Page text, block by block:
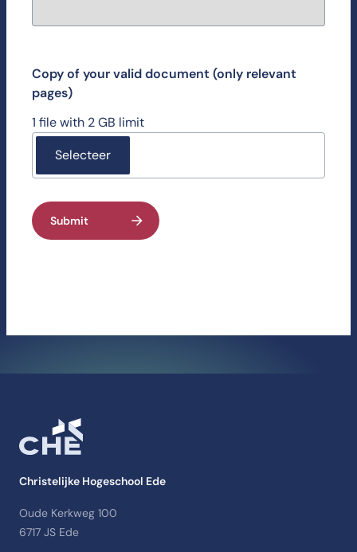
Copy of your valid document (only relevant
pages)
1 file with 2 GB limit
Christelijke Hogeschool Ede
Oude Kerkweg 100
6717 JS Ede